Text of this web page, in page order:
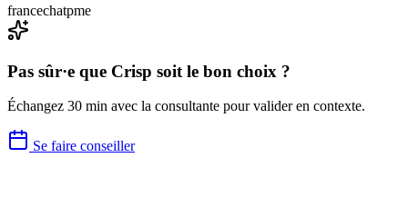
francechatpme
Pas sûr·e que Crisp soit le bon choix ?
Échangez 30 min avec la consultante pour valider en contexte.
Se faire conseiller